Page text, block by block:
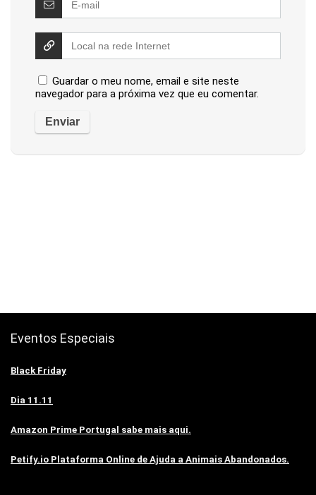
Guardar o meu nome, email e site neste
navegador para a próxima vez que eu comentar.
Eventos Especiais
Black Friday
Dia 11.11
Amazon Prime Portugal sabe mais aqui.
Petify.io Plataforma Online de Ajuda a Animais Abandonados.